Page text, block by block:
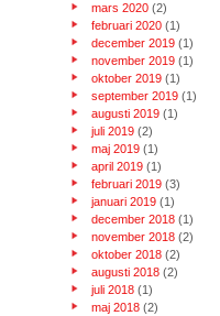
mars 2020 (2)
februari 2020 (1)
december 2019 (1)
november 2019 (1)
oktober 2019 (1)
september 2019 (1)
augusti 2019 (1)
juli 2019 (2)
maj 2019 (1)
april 2019 (1)
februari 2019 (3)
januari 2019 (1)
december 2018 (1)
november 2018 (2)
oktober 2018 (2)
augusti 2018 (2)
juli 2018 (1)
maj 2018 (2)